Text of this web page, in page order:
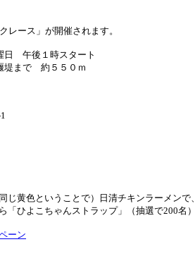
ース」が開催されます。
午後１時スタート
まで 約５５０ｍ
じ黄色ということで）日清チキンラーメン
「ひよこちゃんストラップ」（抽選で200名
ーン